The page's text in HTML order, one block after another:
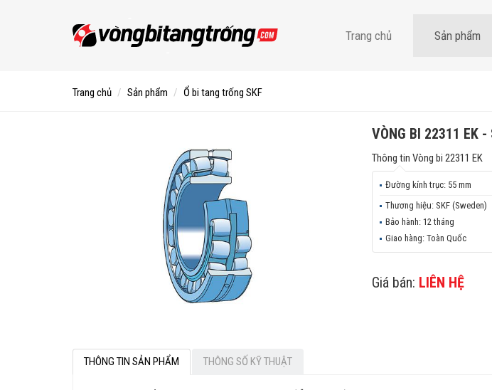
Trang chủ Sản phẩm
Trang chủ Sản phẩm Ổ bi tang trống SKF
VÒNG BI 22311 EK -
Thông tinVòng bi 22311 EK
Đường kính trục: 55 mm
Thương hiệu: SKF (Sweden)
Bảo hành:12 tháng
Giao hàng:Toàn Quốc
Giá bán: LIÊN HỆ
THÔNG TIN SẢN PHẨM THÔNG SỐ KỸ THUẬT